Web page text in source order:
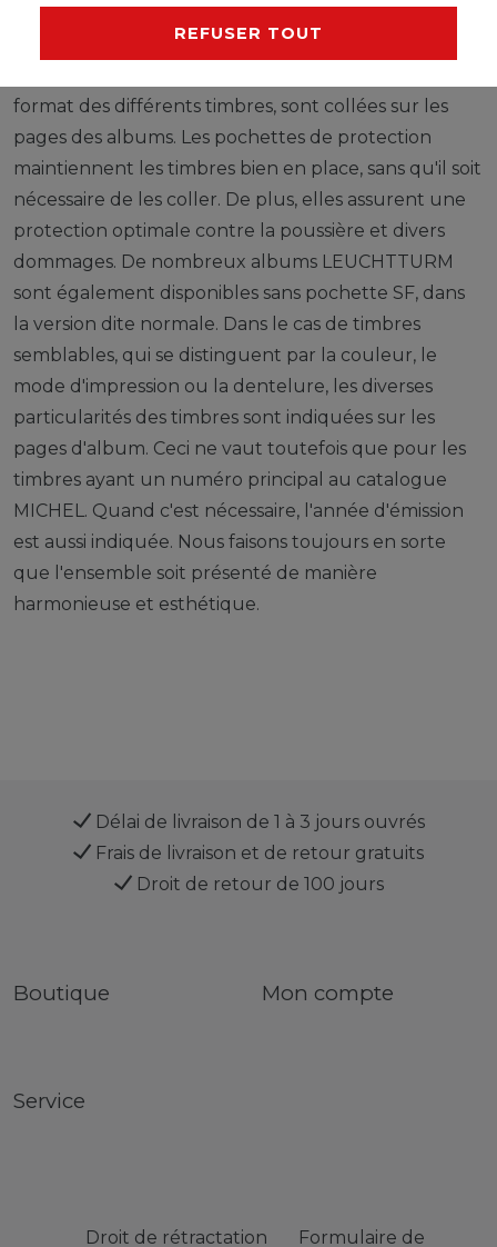
Des pochettes de protection, fabriquées à partir
d'une feuille de polystyrène traitée anti-reflet,
format des différents timbres, sont collées sur les
pages des albums. Les pochettes de protection
maintiennent les timbres bien en place, sans qu'il soit
nécessaire de les coller. De plus, elles assurent une
protection optimale contre la poussière et divers
dommages. De nombreux albums LEUCHTTURM
sont également disponibles sans pochette SF, dans
la version dite normale. Dans le cas de timbres
semblables, qui se distinguent par la couleur, le
mode d'impression ou la dentelure, les diverses
particularités des timbres sont indiquées sur les
pages d'album. Ceci ne vaut toutefois que pour les
timbres ayant un numéro principal au catalogue
MICHEL. Quand c'est nécessaire, l'année d'émission
est aussi indiquée. Nous faisons toujours en sorte
que l'ensemble soit présenté de manière
harmonieuse et esthétique.
Délai de livraison de 1 à 3 jours ouvrés
Frais de livraison et de retour gratuits
Droit de retour de 100 jours
Boutique Mon compte
Service
Droit de rétractation Formulaire de
REFUSER TOUT